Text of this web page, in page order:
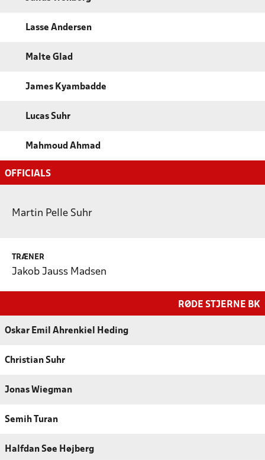
Lasse Andersen
Malte Glad
James Kyambadde
Lucas Suhr
Mahmoud Ahmad
OFFICIALS
Martin Pelle Suhr
TRÆNER
Jakob Jauss Madsen
RØDE STJERNE BK
Oskar Emil Ahrenkiel Heding
Christian Suhr
Jonas Wiegman
Semih Turan
Halfdan Søe Højberg